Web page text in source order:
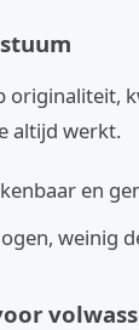
originaliteit,
altijd werkt.
en
weinig